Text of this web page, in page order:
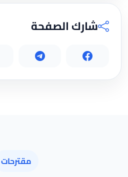
شارك الصفحة
مقترحات